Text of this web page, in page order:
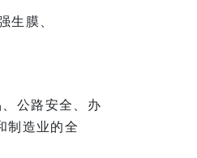
膜、
公路安全、办
制造业的全